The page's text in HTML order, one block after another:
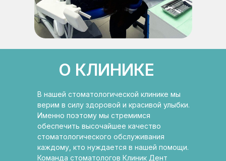
О КЛИНИКЕ
В нашей стоматологической клинике мы
верим в силу здоровой и красивой улыбки.
Именно поэтому мы стремимся
обеспечить высочайшее качество
стоматологического обслуживания
каждому, кто нуждается в нашей помощи.
Команда стоматологов Клиник Дент